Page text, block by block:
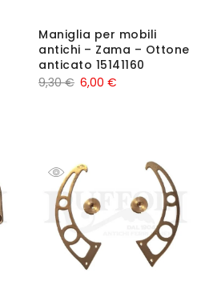
Maniglia per mobili
antichi – Zama – Ottone
anticato 15141160
9,30€ 6,00 €